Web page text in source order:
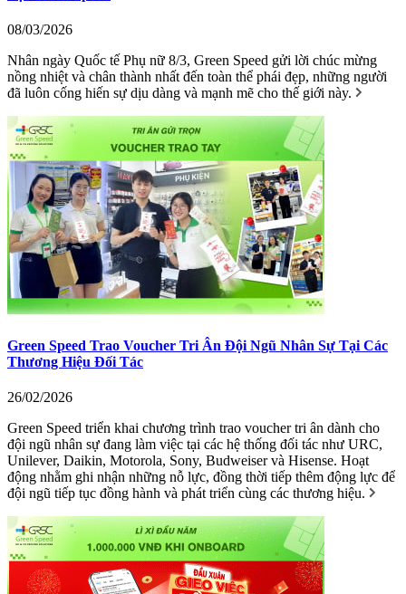
08/03/2026
Nhân ngày Quốc tế Phụ nữ 8/3, Green Speed gửi lời chúc mừng
nồng nhiệt và chân thành nhất đến toàn thể phái đẹp, những người
đã luôn cống hiến sự dịu dàng và mạnh mẽ cho thế giới này.
Green Speed Trao Voucher Tri Ân Đội Ngũ Nhân Sự Tại Các
Thương Hiệu Đối Tác
26/02/2026
Green Speed triển khai chương trình trao voucher tri ân dành cho
đội ngũ nhân sự đang làm việc tại các hệ thống đối tác như URC,
Unilever, Daikin, Motorola, Sony, Budweiser và Hisense. Hoạt
động nhằm ghi nhận những nỗ lực, đồng thời tiếp thêm động lực để
đội ngũ tiếp tục đồng hành và phát triển cùng các thương hiệu.